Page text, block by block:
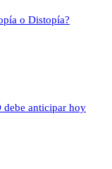
o Distopía?
debe anticipar hoy